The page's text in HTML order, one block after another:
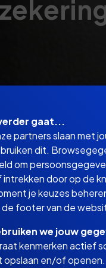
gaat...
partners slaan met
dit.
om
door op de
je keuzes
de footer van de
we jouw
kenmerken actief
opslaan en/of